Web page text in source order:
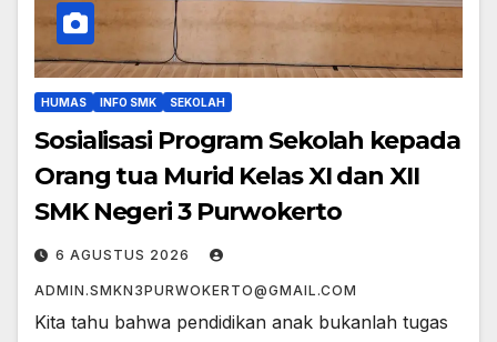
HUMAS INFO SMK SEKOLAH
Sosialisasi Program Sekolah kepada
Orang tua Murid Kelas XI dan XII
SMK Negeri 3 Purwokerto
6 AGUSTUS 2026
ADMIN.SMKN3PURWOKERTO@GMAIL.COM
Kita tahu bahwa pendidikan anak bukanlah tugas